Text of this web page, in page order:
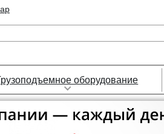
оборудование